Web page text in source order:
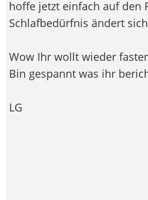
hoffe jetzt einfach auf den
Schlafbedürfnis ändert
Wow Ihr wollt wieder
Bin gespannt was ihr
LG